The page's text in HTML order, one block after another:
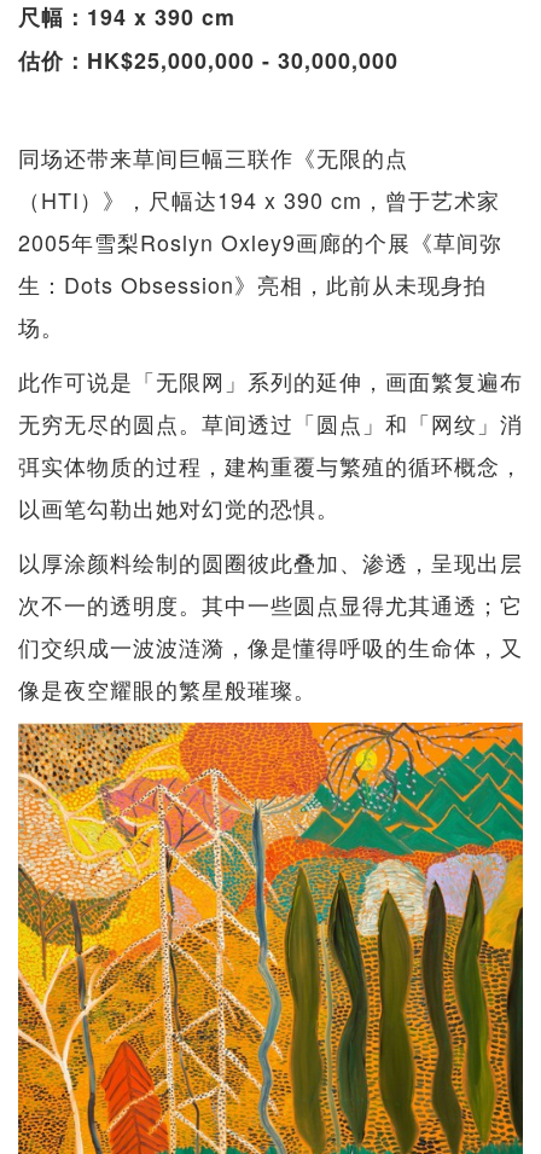
尺幅：194 x 390 cm
估价：HK$25,000,000 - 30,000,000
同场还带来草间巨幅三联作《无限的点
（HTI）》，尺幅达194 x 390 cm，曾于艺术家
2005年雪梨Roslyn Oxley9画廊的个展《草间弥
生：Dots Obsession》亮相，此前从未现身拍
场。
此作可说是「无限网」系列的延伸，画面繁复遍布
无穷无尽的圆点。草间透过「圆点」和「网纹」消
弭实体物质的过程，建构重覆与繁殖的循环概念，
以画笔勾勒出她对幻觉的恐惧。
以厚涂颜料绘制的圆圈彼此叠加、渗透，呈现出层
次不一的透明度。其中一些圆点显得尤其通透；它
们交织成一波波涟漪，像是懂得呼吸的生命体，又
像是夜空耀眼的繁星般璀璨。